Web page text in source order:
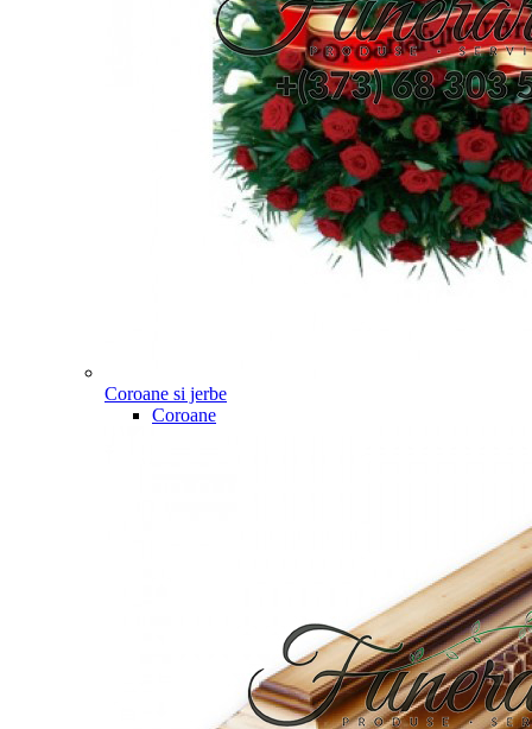
Coroane si jerbe
Coroane